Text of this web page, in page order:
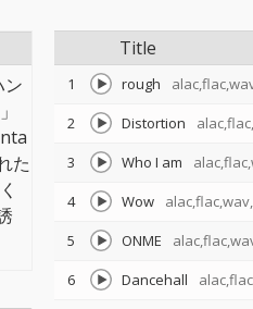
Title
1 rough
2
Distortion
3
Who I am
4
Wow
5
ONME
6
Dancehall
ン
た